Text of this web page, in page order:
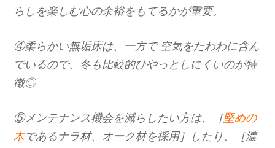
らしを楽しむ心の余裕をもてるかが重要。
④柔らかい無垢床は、一方で 空気をたわわに含ん
でいるので、冬も比較的ひやっとしにくいのが特
徴◎
⑤メンテナンス機会を減らしたい方は、［堅めの
木であるナラ材、オーク材を採用］したり、［濃